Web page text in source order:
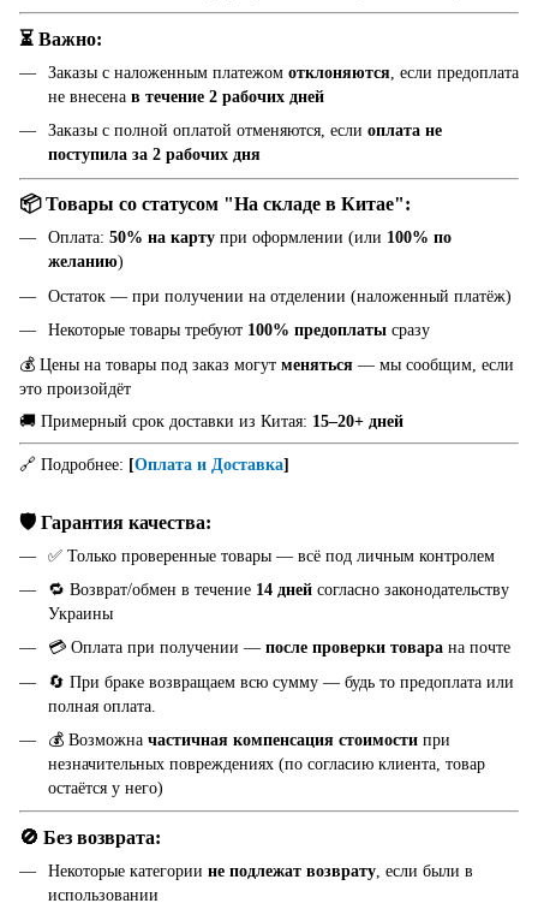
⏳ Важно:
Заказы с наложенным платежом отклоняются , если предоплата
не внесена в течение 2 рабочих дней
Заказы с полной оплатой отменяются, если оплата не
поступила за 2 рабочих дня
📦 Товары со статусом "На складе в Китае":
Оплата: 50% на карту при оформлении (или 100% по
желанию)
Остаток — при получении на отделении (наложенный платёж)
Некоторые товары требуют 100% предоплаты сразу
💰 Цены на товары под заказ могут меняться — мы сообщим, если
это произойдёт
🚚 Примерный срок доставки из Китая: 15–20+ дней
🔗 Подробнее: [Оплата и Доставка]
🛡️ Гарантия качества:
✅ Только проверенные товары — всё под личным контролем
🔁 Возврат/обмен в течение 14 дней согласно законодательству
Украины
💳 Оплата при получении — после проверки товара на почте
🔄 При браке возвращаем всю сумму — будь то предоплата или
полная оплата.
💰 Возможна частичная компенсация стоимости при
незначительных повреждениях (по согласию клиента, товар
остаётся у него)
🚫 Без возврата:
Некоторые категории не подлежат возврату, если были в
использовании